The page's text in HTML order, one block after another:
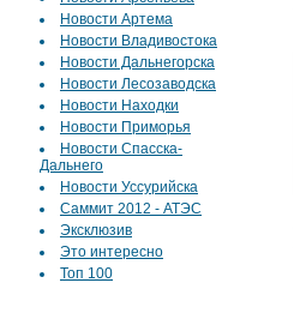
Новости Артема
Новости Владивостока
Новости Дальнегорска
Новости Лесозаводска
Новости Находки
Новости Приморья
Новости Спасска-
Дальнего
Новости Уссурийска
Саммит 2012 - АТЭС
Эксклюзив
Это интересно
Топ 100